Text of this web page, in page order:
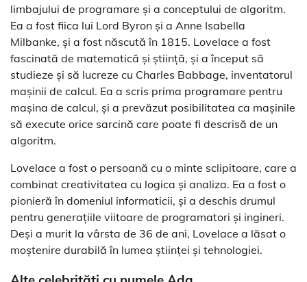
limbajului de programare și a conceptului de algoritm.
Ea a fost fiica lui Lord Byron și a Anne Isabella
Milbanke, și a fost născută în 1815. Lovelace a fost
fascinată de matematică și știință, și a început să
studieze și să lucreze cu Charles Babbage, inventatorul
mașinii de calcul. Ea a scris prima programare pentru
mașina de calcul, și a prevăzut posibilitatea ca mașinile
să execute orice sarcină care poate fi descrisă de un
algoritm.
Lovelace a fost o persoană cu o minte sclipitoare, care a
combinat creativitatea cu logica și analiza. Ea a fost o
pionieră în domeniul informaticii, și a deschis drumul
pentru generațiile viitoare de programatori și ingineri.
Deși a murit la vârsta de 36 de ani, Lovelace a lăsat o
moștenire durabilă în lumea științei și tehnologiei.